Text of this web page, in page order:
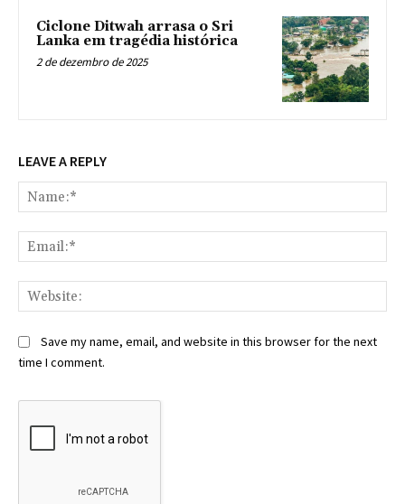
Ciclone Ditwah arrasa o Sri
Lanka em tragédia histórica
2 de dezembro de 2025
LEAVE A REPLY
Save my name, email, and website in this browser for the next
time I comment.